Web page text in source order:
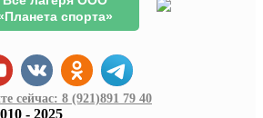
спорта»
сейчас: 8 (921)891 79 40
- 2025